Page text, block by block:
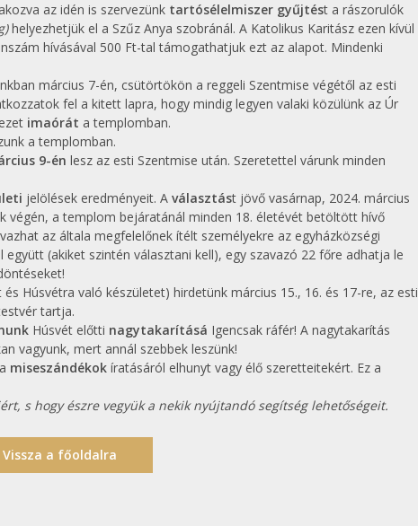
az idén is szervezünk tartósélelmiszer gyűjtést a rászorulók
helyezhetjük el a Szűz Anya szobránál. A Katolikus Karitász ezen kívül
hívásával 500 Ft-tal támogathatjuk ezt az alapot. Mindenki
március 7-én, csütörtökön a reggeli Szentmise végétől az esti
fel a kitett lapra, hogy mindig legyen valaki közülünk az Úr
imaórát a templomban.
a templomban.
9-én lesz az esti Szentmise után. Szeretettel várunk minden
jelölések eredményeit. A választást jövő vasárnap, 2024. március
végén, a templom bejáratánál minden 18. életévét betöltött hívő
az általa megfelelőnek ítélt személyekre az egyházközségi
(akiket szintén választani kell), egy szavazó 22 főre adhatja le
Húsvétra való készületet) hirdetünk március 15., 16. és 17-re, az esti
tartja.
Húsvét előtti nagytakarításá Igencsak ráfér! A nagytakarítás
vagyunk, mert annál szebbek leszünk!
miseszándékok íratásáról elhunyt vagy élő szeretteitekért. Ez a
s hogy észre vegyük a nekik nyújtandó segítség lehetőségeit.
Vissza a főoldalra